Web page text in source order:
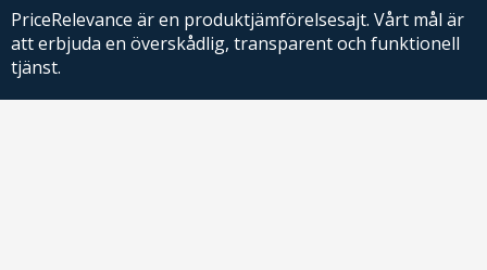
PriceRelevance är en produktjämförelsesajt. Vårt mål är
att erbjuda en överskådlig, transparent och funktionell
tjänst.
PriceRelevance ägs och drivs av AdRelevance Sverige AB.